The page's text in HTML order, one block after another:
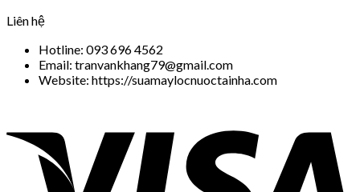
Liên hệ
Hotline: 093 696 4562
Email: tranvankhang79@gmail.com
Website: https://suamaylocnuoctainha.com